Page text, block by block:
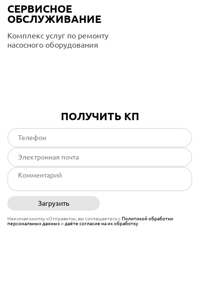
СЕРВИСНОЕ
ОБСЛУЖИВАНИЕ
Комплекс услуг по ремонту
насосного оборудования
ПОЛУЧИТЬ КП
Загрузить
Нажимая кнопку «Отправить», вы соглашаетесь сПолитикой обработки
персональных данныхи даёте согласие на их обработку